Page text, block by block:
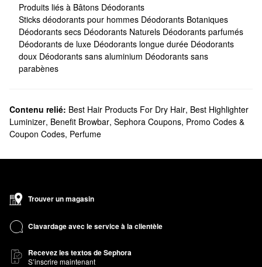
Produits liés à Bâtons Déodorants
Sticks déodorants pour hommes Déodorants Botaniques
Déodorants secs Déodorants Naturels Déodorants parfumés
Déodorants de luxe Déodorants longue durée Déodorants
doux Déodorants sans aluminium Déodorants sans
parabènes
Contenu relié: Best Hair Products For Dry Hair, Best Highlighter
Luminizer, Benefit Browbar, Sephora Coupons, Promo Codes &
Coupon Codes, Perfume
Trouver un magasin
Clavardage avec le service à la clientèle
Recevez les textos de Sephora
S’inscrire maintenant